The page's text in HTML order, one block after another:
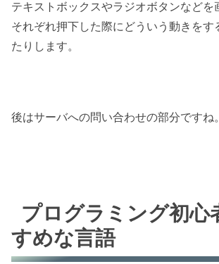
テキストボックスやラジオボタンなどを
それぞれ押下した際にどういう動きをす
たりします。
後はサーバへの問い合わせの部分ですね。
プログラミング初心
すめな言語